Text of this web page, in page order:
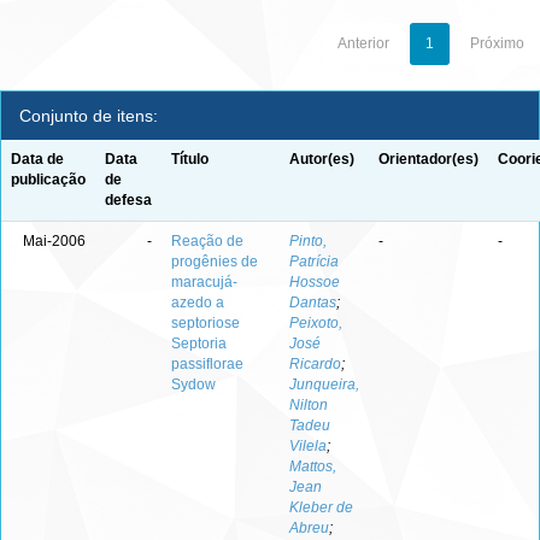
Anterior 1 Próximo
Conjunto de itens:
Data de
publicação
Data
de
defesa
Título Autor(es) Orientador(es)
Mai-2006 -
Reação de
progênies de
maracujá-
azedo a
septoriose
Septoria
passiflorae
Sydow
Pinto,
Patrícia
Hossoe
Dantas;
Peixoto,
José
Ricardo;
Junqueira,
Nilton
Tadeu
Vilela;
Mattos,
Jean
Kleber de
Abreu;
- -